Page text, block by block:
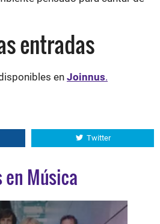
entradas
en Joinnus.
Twitter
en Música